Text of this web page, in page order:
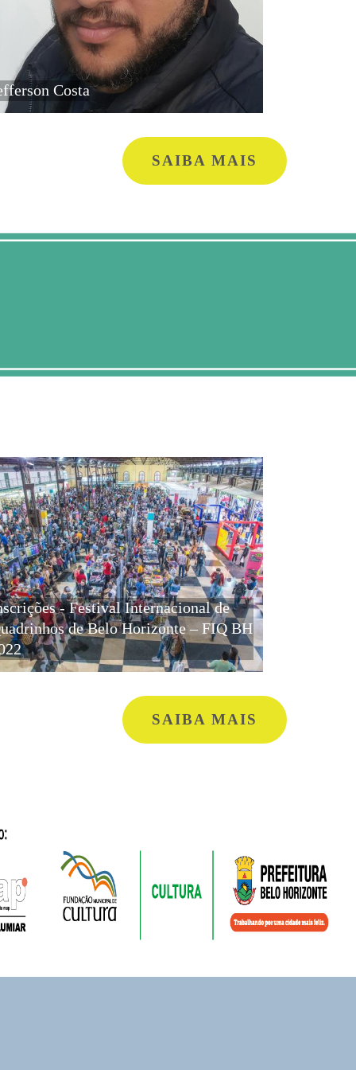
Costa
SAIBA MAIS
- Festival Internacional de
de Belo Horizonte – FIQ BH
SAIBA MAIS